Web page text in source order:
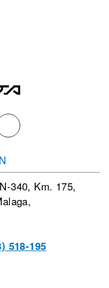
340, Km. 175,
518-195